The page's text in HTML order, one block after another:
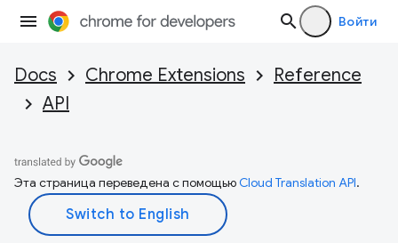
Войти
Docs Chrome Extensions
Reference
API
Эта страница переведена с помощьюCloud Translation API.